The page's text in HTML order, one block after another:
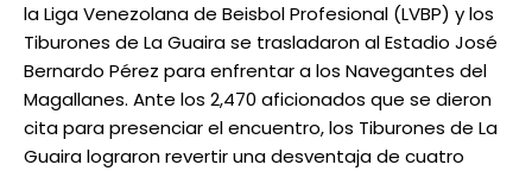
la Liga Venezolana de Beisbol Profesional (LVBP) y los
Tiburones de La Guaira se trasladaron al Estadio José
Bernardo Pérez para enfrentar a los Navegantes del
Magallanes. Ante los 2,470 aficionados que se dieron
cita para presenciar el encuentro, los Tiburones de La
Guaira lograron revertir una desventaja de cuatro